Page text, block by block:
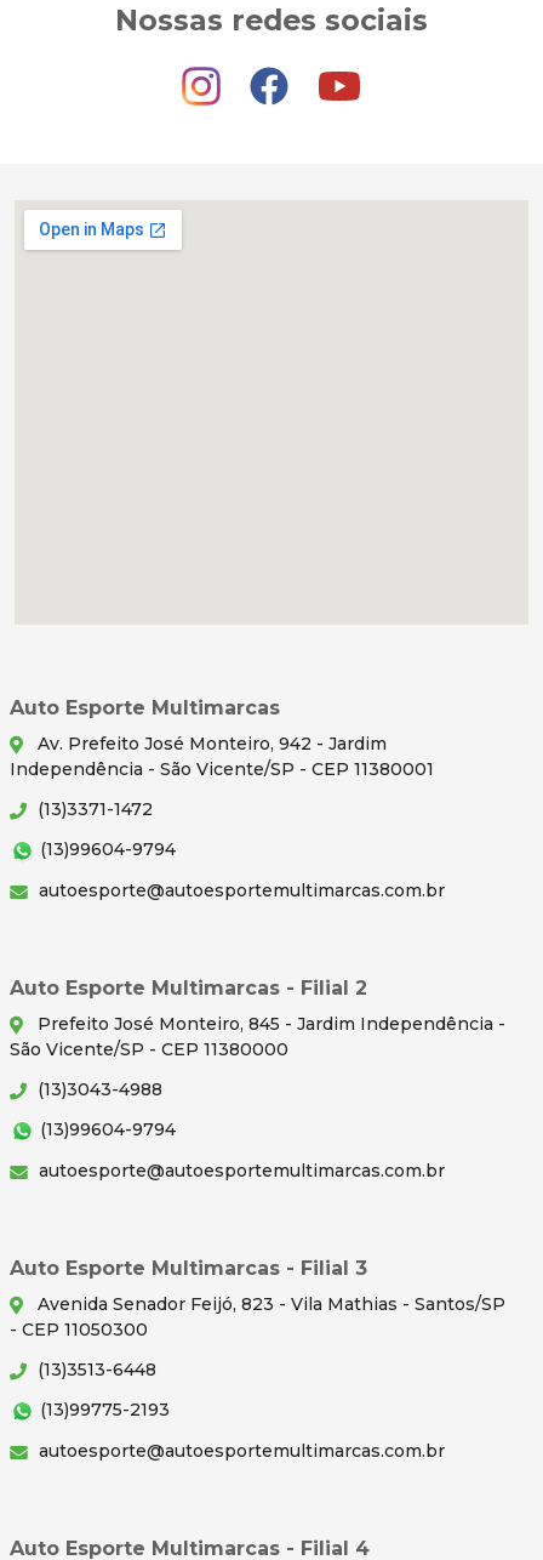
Nossas redes sociais
Auto Esporte Multimarcas
Av. Prefeito José Monteiro, 942 - Jardim
Independência - São Vicente/SP - CEP 11380001
(13)3371-1472
(13)99604-9794
autoesporte@autoesportemultimarcas.com.br
Auto Esporte Multimarcas - Filial 2
Prefeito José Monteiro, 845 - Jardim Independência -
São Vicente/SP - CEP 11380000
(13)3043-4988
(13)99604-9794
autoesporte@autoesportemultimarcas.com.br
Auto Esporte Multimarcas - Filial 3
Avenida Senador Feijó, 823 - Vila Mathias - Santos/SP
- CEP 11050300
(13)3513-6448
(13)99775-2193
autoesporte@autoesportemultimarcas.com.br
Auto Esporte Multimarcas - Filial 4